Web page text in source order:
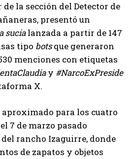
la sección del Detector de
presentó un
sucialanzada a partir de 147
tipo botsque generaron
menciones con etiquetas
y #NarcoExPreside
X.
aproximado para los cuatro
7 de marzo pasado
rancho Izaguirre, donde
de zapatos y objetos